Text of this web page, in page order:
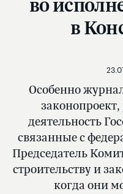
в
Особенно
деятельность
связанные с
Председатель
строительству и
когда они